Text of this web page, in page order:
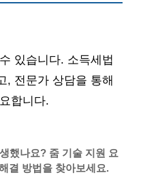
있습니다. 소득세법
, 전문가 상담을 통해
합니다.
했나요? 줌 기술 지원 요
결 방법을 찾아보세요.